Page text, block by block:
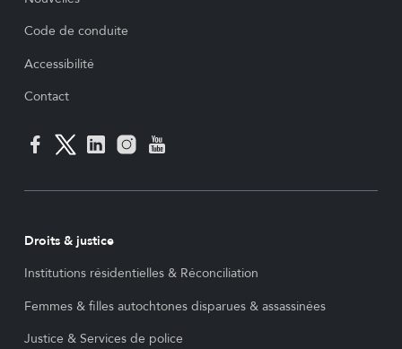
Code de conduite
Accessibilité
Contact
Droits & justice
Institutions résidentielles & Réconciliation
Femmes & filles autochtones disparues & assassinées
Justice & Services de police